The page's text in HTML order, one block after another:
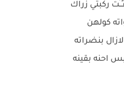
ركبتي زراك
كولهن
بنضراته
احنه بقينه